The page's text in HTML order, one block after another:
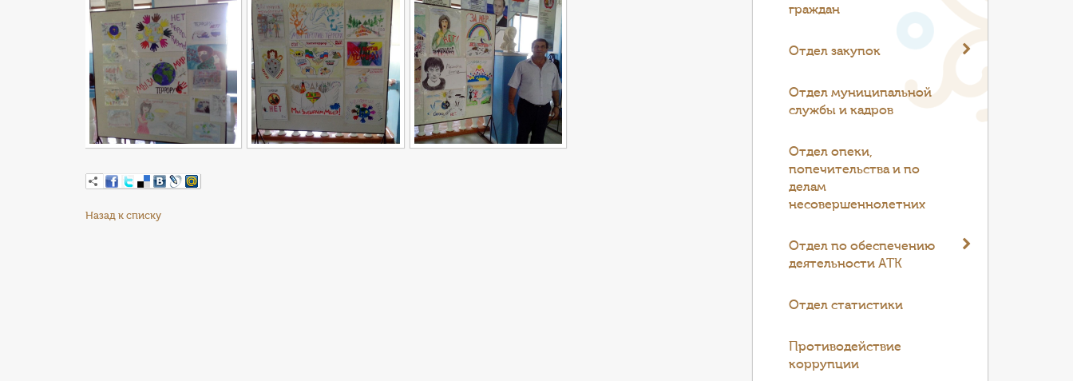
Назад к списку
граждан
Отдел закупок
Отдел муниципальной
службы и кадров
Отдел опеки,
попечительства и по
делам
несовершеннолетних
Отдел по обеспечению
деятельности АТК
Отдел статистики
Противодействие
коррупции